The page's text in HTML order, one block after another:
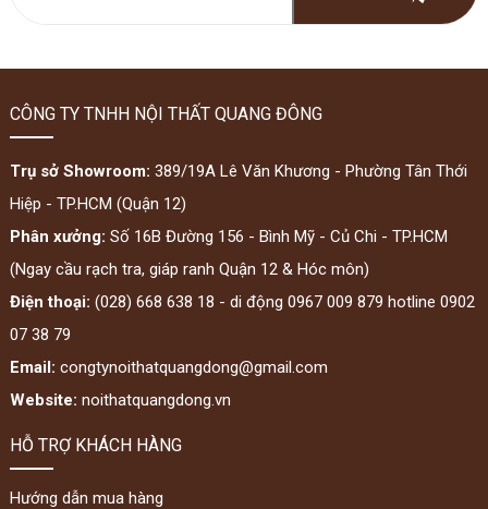
CÔNG TY TNHH NỘI THẤT QUANG ĐÔNG
Trụ sở Showroom: 389/19A Lê Văn Khương - Phường Tân Thới
Hiệp - TP.HCM (Quận 12)
Phân xưởng: Số 16B Đường 156 - Bình Mỹ - Củ Chi - TP.HCM
(Ngay cầu rạch tra, giáp ranh Quận 12 & Hóc môn)
Điện thoại: (028) 668 638 18 - di động 0967 009 879 hotline 0902
07 38 79
Email: congtynoithatquangdong@gmail.com
Website: noithatquangdong.vn
HỖ TRỢ KHÁCH HÀNG
Hướng dẫn mua hàng